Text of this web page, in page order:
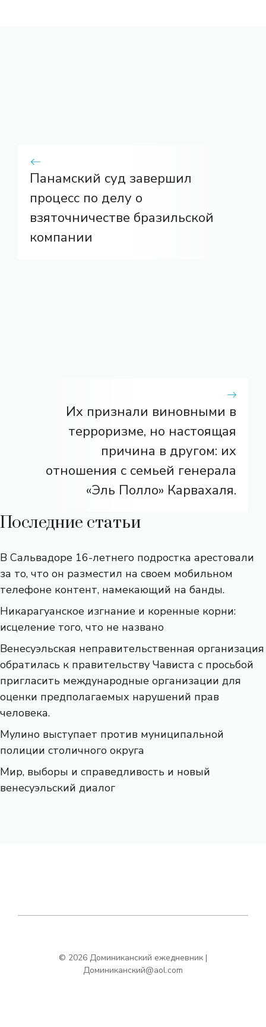
Панамский суд завершил
процесс по делу о
взяточничестве бразильской
компании
Их признали виновными в
терроризме, но настоящая
причина в другом: их
отношения с семьей генерала
«Эль Полло» Карвахаля.
Последние статьи
В Сальвадоре 16-летнего подростка арестовали
за то, что он разместил на своем мобильном
телефоне контент, намекающий на банды.
Никарагуанское изгнание и коренные корни:
исцеление того, что не названо
Венесуэльская неправительственная организация
обратилась к правительству Чависта с просьбой
пригласить международные организации для
оценки предполагаемых нарушений прав
человека.
Мулино выступает против муниципальной
полиции столичного округа
Мир, выборы и справедливость и новый
венесуэльский диалог
© 2026 Доминиканский ежедневник |
Доминиканский@aol.com